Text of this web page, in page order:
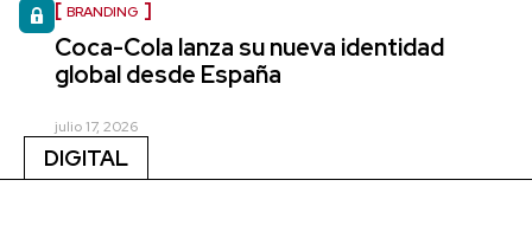
BRANDING
Coca-Cola lanza su nueva identidad
global desde España
julio 17, 2026
DIGITAL